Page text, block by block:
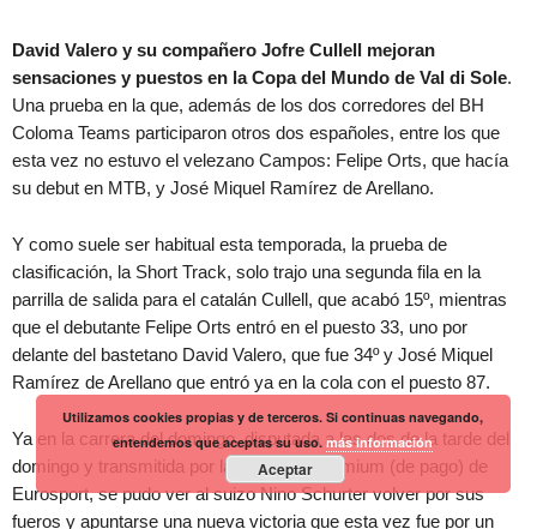
David Valero y su compañero Jofre Cullell mejoran
sensaciones y puestos en la Copa del Mundo de Val di Sole.
Una prueba en la que, además de los dos corredores del BH
Coloma Teams participaron otros dos españoles, entre los que
esta vez no estuvo el velezano Campos: Felipe Orts, que hacía
su debut en MTB, y José Miquel Ramírez de Arellano.
Y como suele ser habitual esta temporada, la prueba de
clasificación, la Short Track, solo trajo una segunda fila en la
parrilla de salida para el catalán Cullell, que acabó 15º, mientras
que el debutante Felipe Orts entró en el puesto 33, uno por
delante del bastetano David Valero, que fue 34º y José Miquel
Ramírez de Arellano que entró ya en la cola con el puesto 87.
Ya en la carrera del domingo, disputada a las dos de la tarde del
domingo y transmitida por la conexión Premium (de pago) de
Eurosport, se pudo ver al suizo Nino Schurter volver por sus
fueros y apuntarse una nueva victoria que esta vez fue por un
Utilizamos cookies propias y de terceros. Si continuas navegando,
entendemos que aceptas su uso.más información
Aceptar